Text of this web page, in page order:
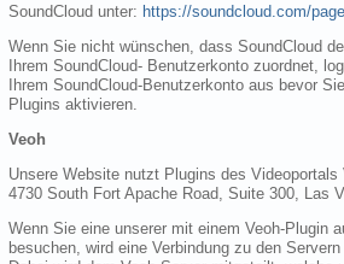
SoundCloud unter: https://soundcloud.com/
Wenn Sie nicht wünschen, dass SoundCloud
Ihrem SoundCloud- Benutzerkonto zuordnet,
Ihrem SoundCloud-Benutzerkonto aus bevor
Plugins aktivieren.
Veoh
Unsere Website nutzt Plugins des Videoportals
4730 South Fort Apache Road, Suite 300, Las
Wenn Sie eine unserer mit einem Veoh-Plugin
besuchen, wird eine Verbindung zu den